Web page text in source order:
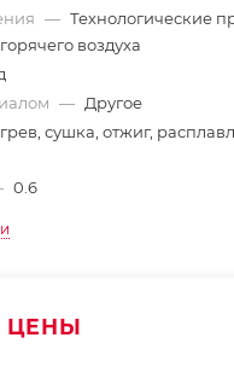
— Технологические
воздуха
— Другое
сушка, отжиг,
0.6
ЦЕНЫ